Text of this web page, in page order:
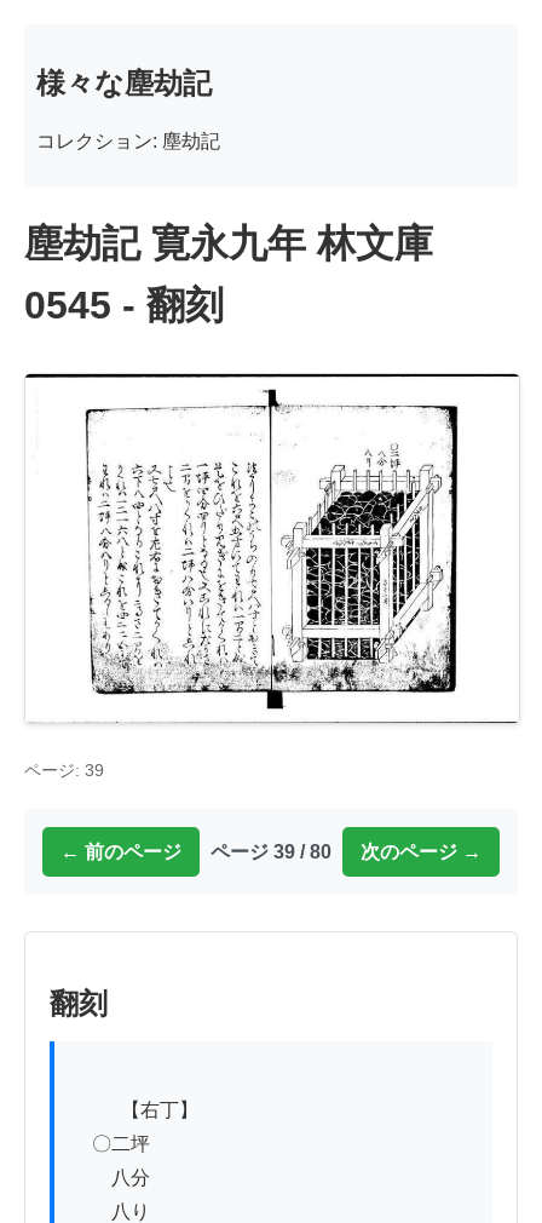
様々な塵劫記
コレクション: 塵劫記
塵劫記 寛永九年 林文庫
0545 - 翻刻
ページ: 39
← 前のページ ページ 39 / 80 次のページ →
翻刻
〇二坪
八分
八り